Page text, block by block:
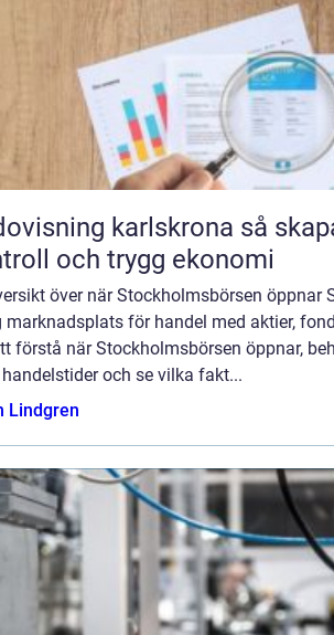
karlskrona så skapar företag bättre
och trygg ekonomi
över när Stockholmsbörsen öppnar
marknadsplats för handel med aktier,
förstå när Stockholmsbörsen öppnar,
och se vilka fakt...
Lindgren